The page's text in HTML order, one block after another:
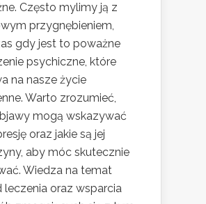
Często mylimy ją z
przygnębieniem,
gdy jest to poważne
psychiczne, które
na nasze życie
Warto zrozumieć,
mogą wskazywać
oraz jakie są jej
aby móc skutecznie
Wiedza na temat
leczenia oraz wsparcia